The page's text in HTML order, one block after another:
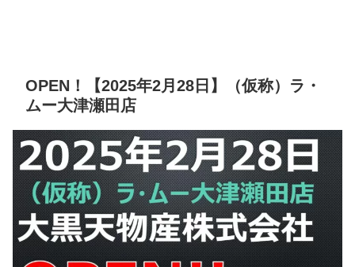
OPEN！【2025年2月28日】（仮称）ラ・
ムー大津瀬田店